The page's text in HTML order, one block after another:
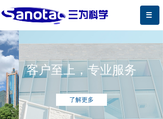
客户至上，专业服务
了解更多